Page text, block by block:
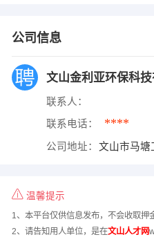
公司信息
文山金利亚环保科技
联系人：
联系电话： ****
公司地址： 文山市马塘
温馨提示
1、本平台仅供信息发布，不会收取押
2、请告知用人单位，是在文山人才网